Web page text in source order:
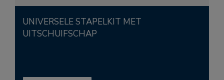
UNIVERSELE STAPELKIT MET
UITSCHUIFSCHAP